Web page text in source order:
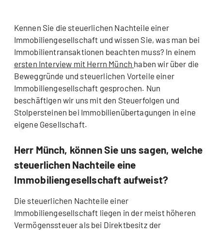
Kennen Sie die steuerlichen Nachteile einer
Immobiliengesellschaft und wissen Sie, was man bei
Immobilientransaktionen beachten muss? In einem
ersten Interview mit Herrn Münch haben wir über die
Beweggründe und steuerlichen Vorteile einer
Immobiliengesellschaft gesprochen. Nun
beschäftigen wir uns mit den Steuerfolgen und
Stolpersteinen bei Immobilienübertagungen in eine
eigene Gesellschaft.
Herr Münch, können Sie uns sagen, welche
steuerlichen Nachteile eine
Immobiliengesellschaft aufweist?
Die steuerlichen Nachteile einer
Immobiliengesellschaft liegen in der meist höheren
Vermögenssteuer als bei Direktbesitz der